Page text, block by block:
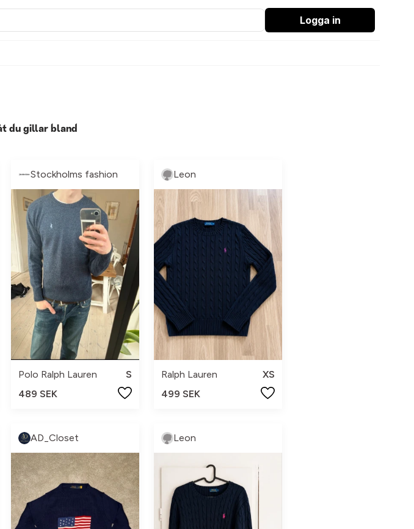
Logga in
du gillar bland
Stockholms fashion
Polo Ralph Lauren
S
489 SEK
Leon
Ralph Lauren
XS
499 SEK
AD_Closet Leon